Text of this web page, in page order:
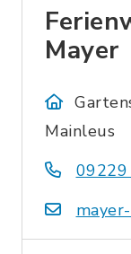
Mayer
Mainleus